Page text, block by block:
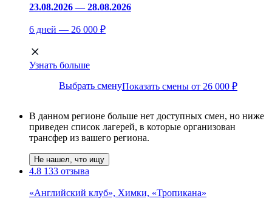
23.08.2026 — 28.08.2026
6 дней — 26 000 ₽
Узнать больше
Выбрать сменуПоказать смены от 26 000 ₽
В данном регионе больше нет доступных смен, но ниже
приведен список лагерей, в которые организован
трансфер из вашего региона.
Не нашел, что ищу
4.8 133 отзыва
«Английский клуб», Химки, «Тропикана»